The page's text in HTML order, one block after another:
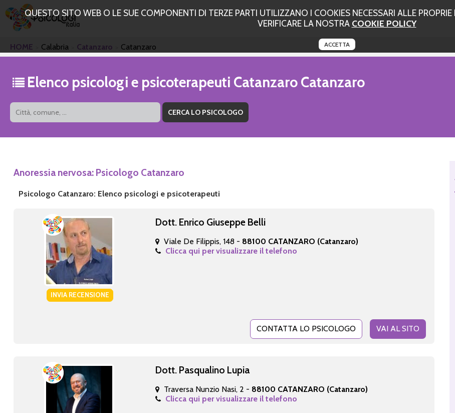
QUESTO SITO WEB O LE SUE COMPONENTI DI TERZE PARTI UTILIZZANO I COOKIES NECESSARI ALLE
VERIFICARE LA NOSTRA COOKIE POLICY
ACCETTA
HOME Calabria Catanzaro Catanzaro
Elenco psicologi e psicoterapeuti Catanzaro Catanzaro
Anoressia nervosa: Psicologo Catanzaro
Psicologo Catanzaro: Elenco psicologi e psicoterapeuti
INVIA RECENSIONE
Dott. Enrico Giuseppe Belli
Viale De Filippis, 148 - 88100 CATANZARO (Catanzaro)
Clicca qui per visualizzare il telefono
CONTATTA LO PSICOLOGO VAI AL SITO
Dott. Pasqualino Lupia
Traversa Nunzio Nasi, 2 - 88100 CATANZARO (Catanzaro)
Clicca qui per visualizzare il telefono